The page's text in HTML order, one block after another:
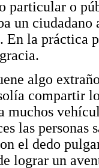
particular o
un
En la práctica
algo
compartir
muchos
las personas
el dedo
lograr un